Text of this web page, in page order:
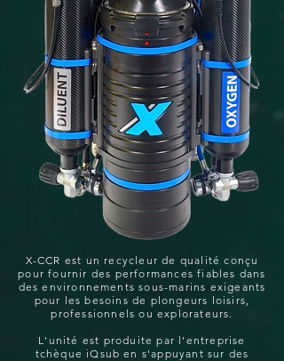
X-CCR est un recycleur de qualité conçu
pour fournir des performances fiables dans
des environnements sous-marins exigeants
pour les besoins de plongeurs loisirs,
professionnels ou explorateurs.
L'unité est produite par l'entreprise
tchèque iQsub en s'appuyant sur des